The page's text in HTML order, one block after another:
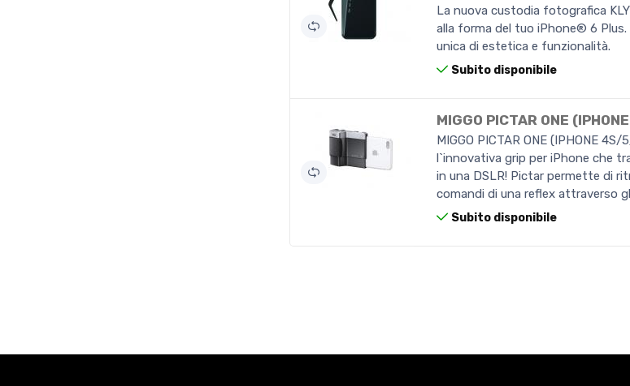
La nuova custodia fotografica
alla forma del tuo iPhone® 6
unica di estetica e funzionalità.
Subito disponibile
MIGGO PICTAR ONE
MIGGO PICTAR ONE (IPHONE
l`innovativa grip per iPhone che
in una DSLR! Pictar permette di
comandi di una reflex attraverso
Subito disponibile